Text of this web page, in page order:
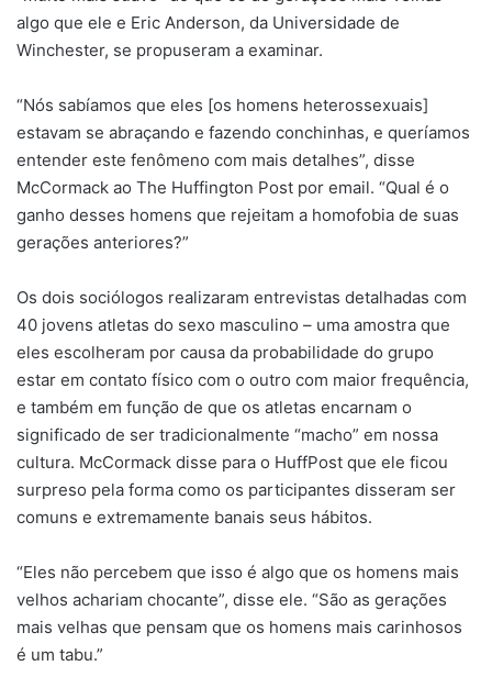
algo que ele e Eric Anderson, da Universidade de
Winchester, se propuseram a examinar.
“Nós sabíamos que eles [os homens heterossexuais]
estavam se abraçando e fazendo conchinhas, e queríamos
entender este fenômeno com mais detalhes”, disse
McCormack ao The Huffington Post por email. “Qual é o
ganho desses homens que rejeitam a homofobia de suas
gerações anteriores?”
Os dois sociólogos realizaram entrevistas detalhadas com
40 jovens atletas do sexo masculino – uma amostra que
eles escolheram por causa da probabilidade do grupo
estar em contato físico com o outro com maior frequência,
e também em função de que os atletas encarnam o
significado de ser tradicionalmente “macho” em nossa
cultura. McCormack disse para o HuffPost que ele ficou
surpreso pela forma como os participantes disseram ser
comuns e extremamente banais seus hábitos.
“Eles não percebem que isso é algo que os homens mais
velhos achariam chocante”, disse ele. “São as gerações
mais velhas que pensam que os homens mais carinhosos
é um tabu.”